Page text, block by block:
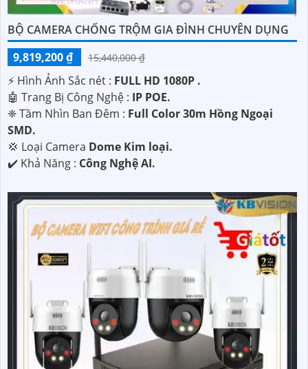
BỘ CAMERA CHỐNG TRỘM GIA ĐÌNH CHUYÊN DỤNG
9,819,200 ₫
15,440,000 ₫
️⚡ Hình Ảnh Sắc nét : FULL HD 1080P .
🤖️ Trang Bị Công Nghệ : IP POE.
❈ Tầm Nhìn Ban Đêm : Full Color 30m Hồng Ngoại
SMD.
💢 Loại Camera Dome Kim loại.
️✔️ Khả Năng : Công Nghệ AI.